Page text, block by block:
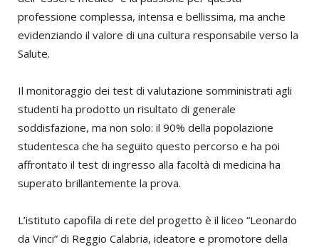
professione complessa, intensa e bellissima, ma anche
evidenziando il valore di una cultura responsabile verso la
Salute.
Il monitoraggio dei test di valutazione somministrati agli
studenti ha prodotto un risultato di generale
soddisfazione, ma non solo: il 90% della popolazione
studentesca che ha seguito questo percorso e ha poi
affrontato il test di ingresso alla facoltà di medicina ha
superato brillantemente la prova.
L’istituto capofila di rete del progetto è il liceo “Leonardo
da Vinci” di Reggio Calabria, ideatore e promotore della